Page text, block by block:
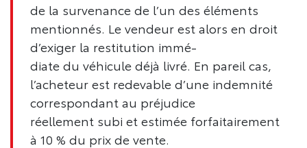
de la survenance de l’un des éléments
mentionnés. Le vendeur est alors en droit
d’exiger la restitution immé-
diate du véhicule déjà livré. En pareil cas,
l’acheteur est redevable d’une indemnité
correspondant au préjudice
réellement subi et estimée forfaitairement
à 10 % du prix de vente.